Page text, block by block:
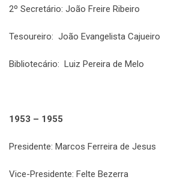
2º Secretário: João Freire Ribeiro
Tesoureiro: João Evangelista Cajueiro
Bibliotecário: Luiz Pereira de Melo
1953 – 1955
Presidente: Marcos Ferreira de Jesus
Vice-Presidente: Felte Bezerra